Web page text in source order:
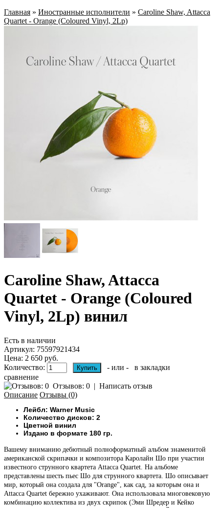
Главная » Иностранные исполнители » Caroline Shaw, Attacca
Quartet - Orange (Coloured Vinyl, 2Lp)
Caroline Shaw, Attacca
Quartet - Orange (Coloured
Vinyl, 2Lp) винил
Есть в наличии
Артикул: 75597921434
Цена: 2 650 руб.
Количество:
- или -
в закладки
сравнение
Отзывов: 0 | Написать отзыв
Описание Отзывы (0)
Лейбл: Warner Music
Количество дисков: 2
Цветной винил
Издано в формате 180 гр.
Вашему вниманию дебютный полноформатный альбом знаменитой
американской скрипачки и композитора Каролайн Шо при участии
известного струнного квартета Attacca Quartet. На альбоме
представлены шесть пьес Шо для струнного квартета. Шо описывает
мир, который она создала для "Orange", как сад, за которым она и
Attacca Quartet бережно ухаживают. Она использовала многовековую
комбинацию коллектива из двух скрипок (Эми Шредер и Кейко